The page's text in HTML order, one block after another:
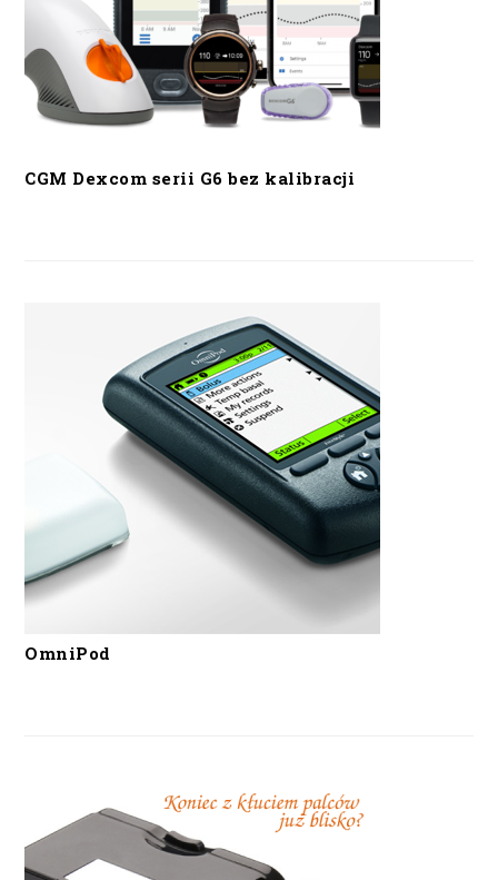
CGM Dexcom serii G6 bez kalibracji
OmniPod